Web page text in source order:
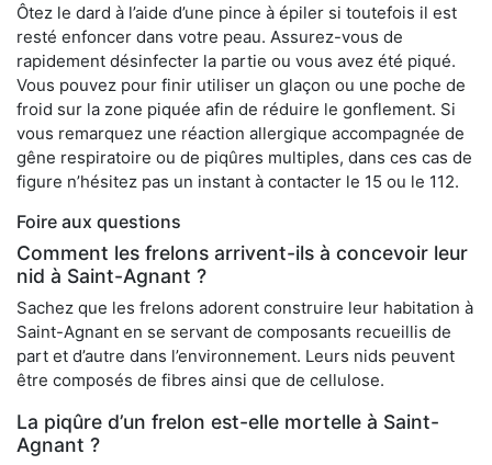
Ôtez le dard à l’aide d’une pince à épiler si toutefois il est
resté enfoncer dans votre peau. Assurez-vous de
rapidement désinfecter la partie ou vous avez été piqué.
Vous pouvez pour finir utiliser un glaçon ou une poche de
froid sur la zone piquée afin de réduire le gonflement. Si
vous remarquez une réaction allergique accompagnée de
gêne respiratoire ou de piqûres multiples, dans ces cas de
figure n’hésitez pas un instant à contacter le 15 ou le 112.
Foire aux questions
Comment les frelons arrivent-ils à concevoir leur
nid à Saint-Agnant ?
Sachez que les frelons adorent construire leur habitation à
Saint-Agnant en se servant de composants recueillis de
part et d’autre dans l’environnement. Leurs nids peuvent
être composés de fibres ainsi que de cellulose.
La piqûre d’un frelon est-elle mortelle à Saint-
Agnant ?